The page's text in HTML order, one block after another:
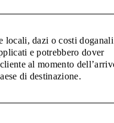
locali, dazi o costi doganali
e potrebbero dover
al momento
di destinazione.